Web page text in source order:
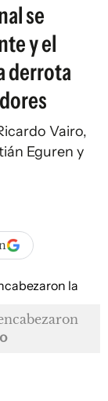
se
y el
derrota
Vairo,
Eguren y